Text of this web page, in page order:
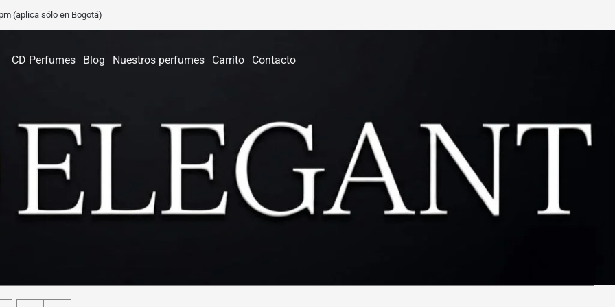
(aplica sólo en Bogotá)
CD Perfumes Blog Nuestros perfumes Carrito Contacto